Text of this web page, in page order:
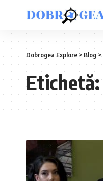
Dobrogea Explore> Blog >
Etichetă: